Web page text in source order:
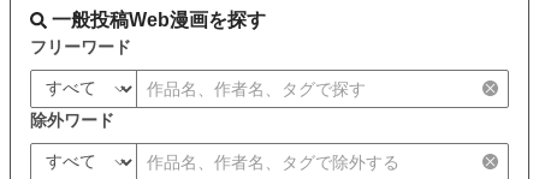
一般投稿Web漫画を探す
フリーワード
除外ワード